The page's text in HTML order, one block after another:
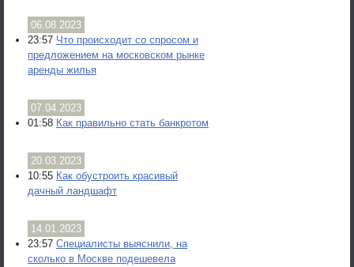
06.08.2023
23:57 Что происходит со спросом и
предложением на московском рынке
аренды жилья
07.04.2023
01:58 Как правильно стать банкротом
20.03.2023
10:55 Как обустроить красивый
дачный ландшафт
14.01.2023
23:57 Специалисты выяснили, на
сколько в Москве подешевела